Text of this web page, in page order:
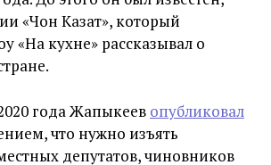
«Чон Казат», который
«На кухне» рассказывал о
года Жапыкеев опубликовал
что нужно изъять
депутатов, чиновников